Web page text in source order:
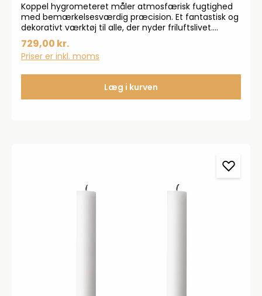
Koppel hygrometeret måler atmosfærisk fugtighed
med bemærkelsesværdig præcision. Et fantastisk og
dekorativt værktøj til alle, der nyder friluftslivet.
Ønsker du præcise målinger af lokalevejrforhold, kan
denne hygrometer med fordel kombineres med
andre af Koppels vejrstationer. Ø: 100 mm.
729,00 kr.
Priser er inkl. moms
Læg i kurven